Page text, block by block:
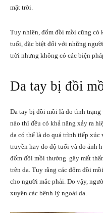
mặt trời.
Tuy nhiên, đốm đồi mồi cũng có
tuổi, đặc biệt đối với những
trời nhưng không có các biện
Da tay bị đồi
Da tay bị đồi mồi là do tình trạng
nào thì đều có khả năng xảy ra
da có thể là do quá trình tiếp
truyền hay do độ tuổi và do ảnh
đốm đồi mồi thường gây mất
trên da. Tuy rằng các đốm đồi
cho người mắc phải. Do vậy,
xuyên các bệnh lý ngoài da.